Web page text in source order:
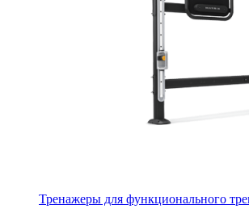
Тренажеры для функционального